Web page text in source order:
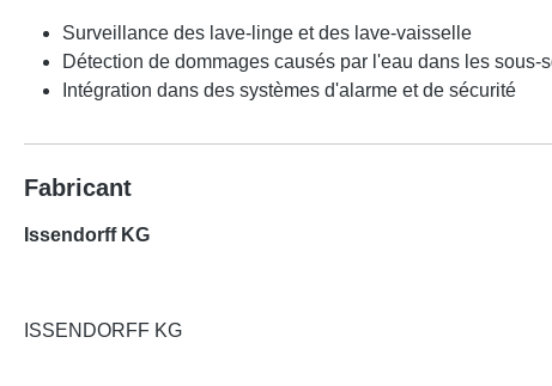
Surveillance des lave-linge et des lave-vaisselle
Détection de dommages causés par l'eau dans les sous-
Intégration dans des systèmes d'alarme et de sécurité
Fabricant
Issendorff KG
ISSENDORFF KG